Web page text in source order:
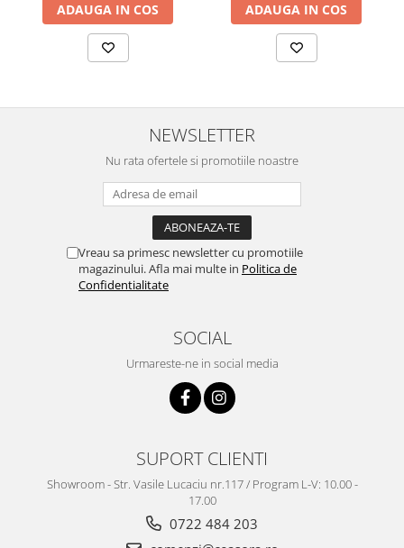
ADAUGA IN COS ADAUGA IN COS
NEWSLETTER
Nu rata ofertele si promotiile noastre
Vreau sa primesc newsletter cu promotiile
magazinului. Afla mai multe in Politica de
Confidentialitate
SOCIAL
Urmareste-ne in social media
SUPORT CLIENTI
Showroom - Str. Vasile Lucaciu nr.117 / Program L-V: 10.00 -
17.00
0722 484 203